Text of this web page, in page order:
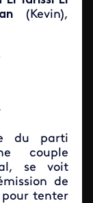
(Kevin),
du parti
couple
se voit
de
tenter